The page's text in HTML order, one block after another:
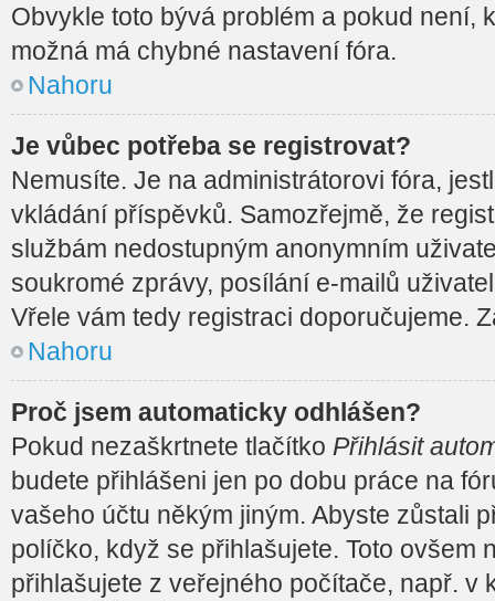
Obvykle toto bývá problém a pokud není,
možná má chybné nastavení fóra.
Nahoru
Je vůbec potřeba se registrovat?
Nemusíte. Je na administrátorovi fóra,
vkládání příspěvků. Samozřejmě, že
službám nedostupným anonymním
soukromé zprávy, posílání e-mailů
Vřele vám tedy registraci doporučujeme.
Nahoru
Proč jsem automaticky odhlášen?
Pokud nezaškrtnete tlačítko Přihlásit
budete přihlášeni jen po dobu práce na
vašeho účtu někým jiným. Abyste zůstali
políčko, když se přihlašujete. Toto ovšem
přihlašujete z veřejného počítače, např. v